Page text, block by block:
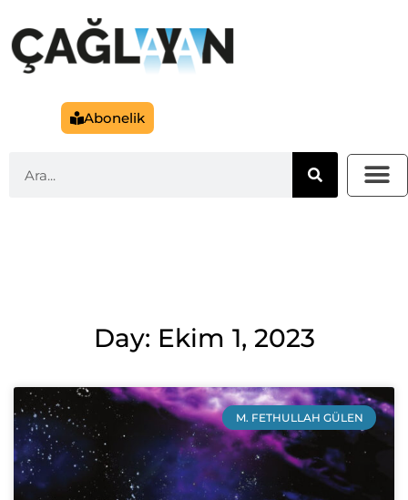
Abonelik
Day: Ekim 1, 2023
M. FETHULLAH GÜLEN